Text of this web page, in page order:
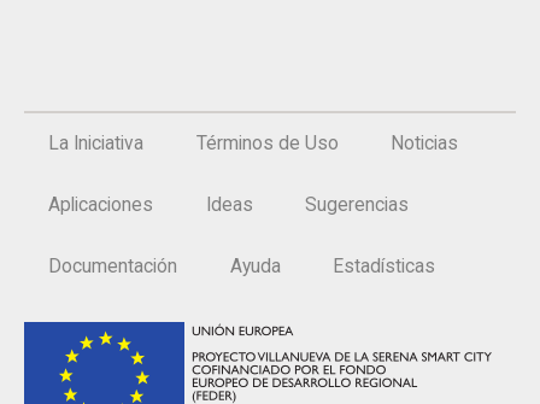
La Iniciativa Términos de Uso Noticias
Aplicaciones Ideas Sugerencias
Documentación Ayuda Estadísticas